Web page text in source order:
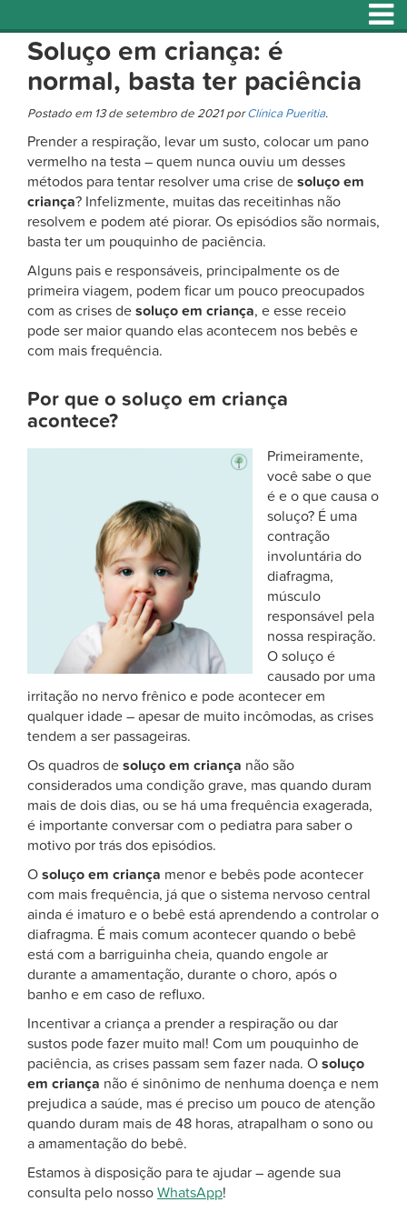
Soluço em criança: é
normal, basta ter paciência
Postado em 13 de setembro de 2021 porClínica Pueritia.
Prender a respiração, levar um susto, colocar um pano
vermelho na testa – quem nunca ouviu um desses
métodos para tentar resolver uma crise de soluço em
criança? Infelizmente, muitas das receitinhas não
resolvem e podem até piorar. Os episódios são normais,
basta ter um pouquinho de paciência.
Alguns pais e responsáveis, principalmente os de
primeira viagem, podem ficar um pouco preocupados
com as crises de soluço em criança, e esse receio
pode ser maior quando elas acontecem nos bebês e
com mais frequência.
Por que o soluço em criança
acontece?
Primeiramente,
você sabe o que
é e o que causa o
soluço? É uma
contração
involuntária do
diafragma,
músculo
responsável pela
nossa respiração.
O soluço é
causado por uma
irritação no nervo frênico e pode acontecer em
qualquer idade – apesar de muito incômodas, as crises
tendem a ser passageiras.
Os quadros de soluço em criança não são
considerados uma condição grave, mas quando duram
mais de dois dias, ou se há uma frequência exagerada,
é importante conversar com o pediatra para saber o
motivo por trás dos episódios.
O soluço em criança menor e bebês pode acontecer
com mais frequência, já que o sistema nervoso central
ainda é imaturo e o bebê está aprendendo a controlar o
diafragma. É mais comum acontecer quando o bebê
está com a barriguinha cheia, quando engole ar
durante a amamentação, durante o choro, após o
banho e em caso de refluxo.
Incentivar a criança a prender a respiração ou dar
sustos pode fazer muito mal! Com um pouquinho de
paciência, as crises passam sem fazer nada. O soluço
em criança não é sinônimo de nenhuma doença e nem
prejudica a saúde, mas é preciso um pouco de atenção
quando duram mais de 48 horas, atrapalham o sono ou
a amamentação do bebê.
Estamos à disposição para te ajudar – agende sua
consulta pelo nosso WhatsApp!